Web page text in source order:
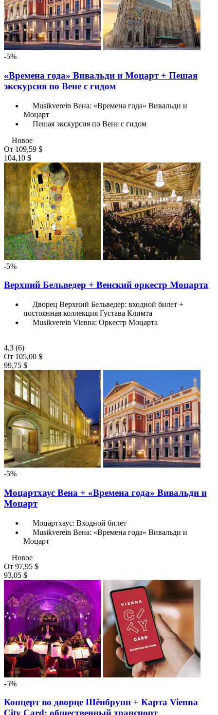
-5%
«Времена года» Вивальди и Моцарт + Пешая
экскурсия по Вене с гидом
Musikverein Вена: «Времена года» Вивальди и
Моцарт
Пешая экскурсия по Вене с гидом
Новое
От 109,59 $
104,10 $
-5%
Верхний Бельведер + Венский оркестр Моцарта
Дворец Верхний Бельведер: входной билет +
постоянная коллекция Густава Климта
Musikverein Vienna: Оркестр Моцарта
4,3 (6)
От 105,00 $
99,75 $
-5%
Моцартхаус Вена + «Времена года» Вивальди и
Моцарт
Моцартхаус: Входной билет
Musikverein Вена: «Времена года» Вивальди и
Моцарт
Новое
От 97,95 $
93,05 $
-5%
Концерт во дворце Шёнбрунн + Карта Vienna